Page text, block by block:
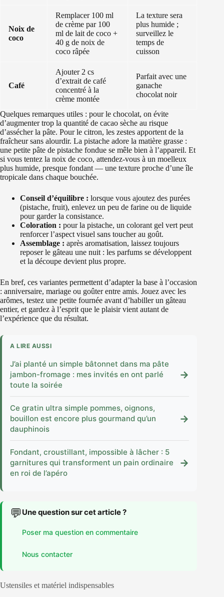
Noix de
coco
Remplacer 100 ml
de crème par 100
ml de lait de coco +
40 g de noix de
coco râpée
La texture sera
plus humide ;
surveillez le
temps de
cuisson
Café
Ajouter 2 cs
d’extrait de café
concentré à la
crème montée
Parfait avec une
ganache
chocolat noir
Quelques remarques utiles : pour le chocolat, on évite
d’augmenter trop la quantité de cacao sèche au risque
d’assécher la pâte. Pour le citron, les zestes apportent de la
fraîcheur sans alourdir. La pistache adore la matière grasse :
une petite pâte de pistache fondue se mêle bien à l’appareil. Et
si vous tentez la noix de coco, attendez-vous à un moelleux
plus humide, presque fondant — une texture proche d’une île
tropicale dans chaque bouchée.
Conseil d’équilibre : lorsque vous ajoutez des purées
(pistache, fruit), enlevez un peu de farine ou de liquide
pour garder la consistance.
Coloration : pour la pistache, un colorant gel vert peut
renforcer l’aspect visuel sans toucher au goût.
Assemblage : après aromatisation, laissez toujours
reposer le gâteau une nuit : les parfums se développent
et la découpe devient plus propre.
En bref, ces variantes permettent d’adapter la base à l’occasion
: anniversaire, mariage ou goûter entre amis. Jouez avec les
arômes, testez une petite fournée avant d’habiller un gâteau
entier, et gardez à l’esprit que le plaisir vient autant de
l’expérience que du résultat.
A LIRE AUSSI
J’ai planté un simple bâtonnet dans ma pâte
jambon-fromage : mes invités en ont parlé
toute la soirée
→
Ce gratin ultra simple pommes, oignons,
bouillon est encore plus gourmand qu’un
dauphinois
→
Fondant, croustillant, impossible à lâcher : 5
garnitures qui transforment un pain ordinaire
en roi de l’apéro
→
💬 Une question sur cet article ?
Poser ma question en commentaire
Nous contacter
Ustensiles et matériel indispensables